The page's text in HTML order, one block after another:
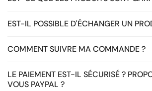
EST-IL POSSIBLE D'ÉCHANGER UN
COMMENT SUIVRE MA COMMANDE ?
LE PAIEMENT EST-IL SÉCURISÉ ?
VOUS PAYPAL ?